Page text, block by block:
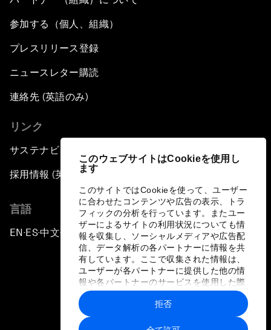
このウェブサイトはCookieを使用し
ます
このサイトではCookieを使って、ユーザー
に合わせたコンテンツや広告の表示、トラ
フィックの分析を行っています。またユー
ザーによるサイトの利用状況についても情
報を収集し、ソーシャルメディアや広告配
信、データ解析の各パートナーに情報を共
有しています。ここで収集された情報は、
ユーザーが各パートナーに提供した他の情
報や各パートナーのサービスを使用した際
に収集された情報と組み合わされ、各パー
トナーによって使用されることがありま
す。
拒否
参加する（個人、組織）
プレスリリース登録
ニュースレター購読
連絡先 (英語のみ)
リンク
サステナビリティへの取り組み
採用情報 (英語のみ)
言語
EN ▪ ES▪中文▪ 日本語
プライバシーポリシーと利用規約